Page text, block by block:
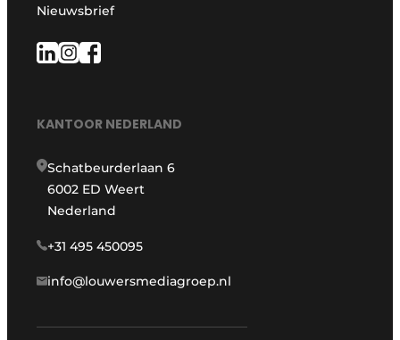
Nieuwsbrief
KANTOOR NEDERLAND
Schatbeurderlaan 6
6002 ED Weert
Nederland
+31 495 450095
info@louwersmediagroep.nl